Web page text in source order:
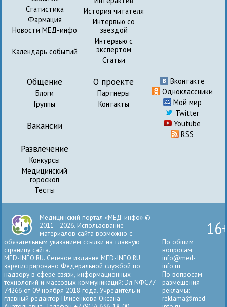
Статистика
Фармация
Новости МЕД-инфо
Календарь событий
История читателя
Интервью со
звездой
Интервью с
экспертом
Статьи
Общение
Блоги
Группы
Вакансии
Развлечение
Конкурсы
Медицинский
гороскоп
Тесты
О проекте
Партнеры
Контакты
Вконтакте
Одноклассники
Мой мир
Twitter
Youtube
RSS
Медицинский портал «МЕД-инфо» ©
2011—2026. Использование
материалов сайта возможно с
обязательным указанием ссылки на главную
страницу сайта.
MED-INFO.RU. Сетевое издание MED-INFO.RU
зарегистрировано Федеральной службой по
надзору в сфере связи, информационных
технологий и массовых коммуникаций: Эл NФС77-
74266 от 09 ноября 2018 года. Учредитель и
главный редактор Плисенкова Оксана
По общим
вопросам:
info@med-
info.ru
По вопросам
размещения
рекламы:
reklama@med-